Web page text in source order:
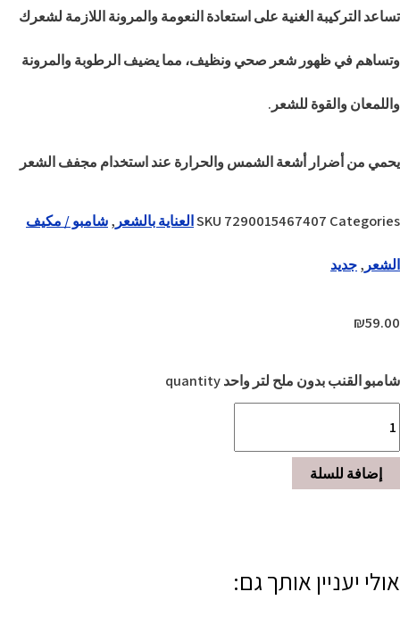
تساعد التركيبة الغنية على استعادة النعومة والمرونة اللازمة لشعرك
وتساهم في ظهور شعر صحي ونظيف، مما يضيف الرطوبة والمرونة
واللمعان والقوة للشعر.
يحمي من أضرار أشعة الشمس والحرارة عند استخدام مجفف الشعر
SKU 7290015467407 Categories العناية بالشعر ,شامبو / مكيف
الشعر ,جديد
₪59.00
شامبو القنب بدون ملح لتر واحد quantity
إضافة للسلة
אולי יעניין אותך גם: